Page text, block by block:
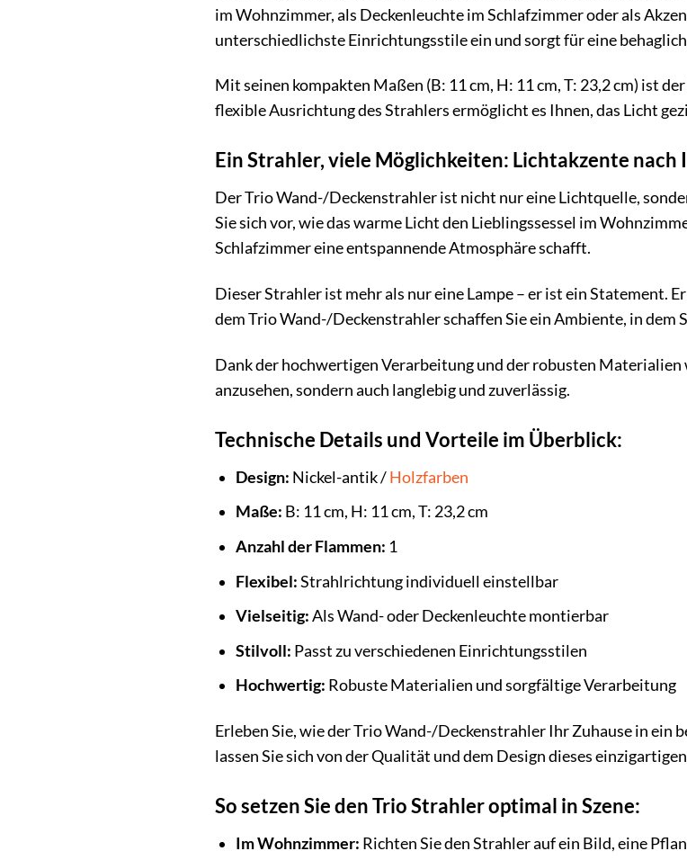
im Wohnzimmer, als Deckenleuchte im Schlafzimmer oder als
unterschiedlichste Einrichtungsstile ein und sorgt für eine
Mit seinen kompakten Maßen (B: 11 cm, H: 11 cm, T: 23,2 cm) ist
flexible Ausrichtung des Strahlers ermöglicht es Ihnen, das Licht
Ein Strahler, viele Möglichkeiten: Lichtakzente nach
Der Trio Wand-/Deckenstrahler ist nicht nur eine Lichtquelle,
Sie sich vor, wie das warme Licht den Lieblingssessel im
Schlafzimmer eine entspannende Atmosphäre schafft.
Dieser Strahler ist mehr als nur eine Lampe – er ist ein Statement.
dem Trio Wand-/Deckenstrahler schaffen Sie ein Ambiente, in dem
Dank der hochwertigen Verarbeitung und der robusten Materialien
anzusehen, sondern auch langlebig und zuverlässig.
Technische Details und Vorteile im Überblick:
Design: Nickel-antik /Holzfarben
Maße: B: 11 cm, H: 11 cm, T: 23,2 cm
Anzahl der Flammen: 1
Flexibel:Strahlrichtung individuell einstellbar
Vielseitig:Als Wand- oder Deckenleuchte montierbar
Stilvoll: Passt zu verschiedenen Einrichtungsstilen
Hochwertig: Robuste Materialien und sorgfältige Verarbeitung
Erleben Sie, wie der Trio Wand-/Deckenstrahler Ihr Zuhause in ein
lassen Sie sich von der Qualität und dem Design dieses
So setzen Sie den Trio Strahler optimal in Szene:
Im Wohnzimmer: Richten Sie den Strahler auf ein Bild, eine